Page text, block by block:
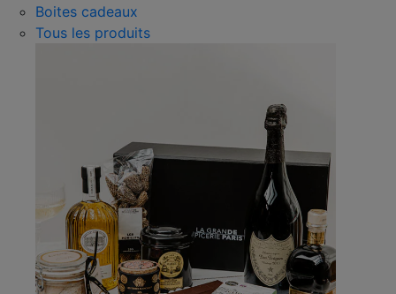
Boites cadeaux
Tous les produits